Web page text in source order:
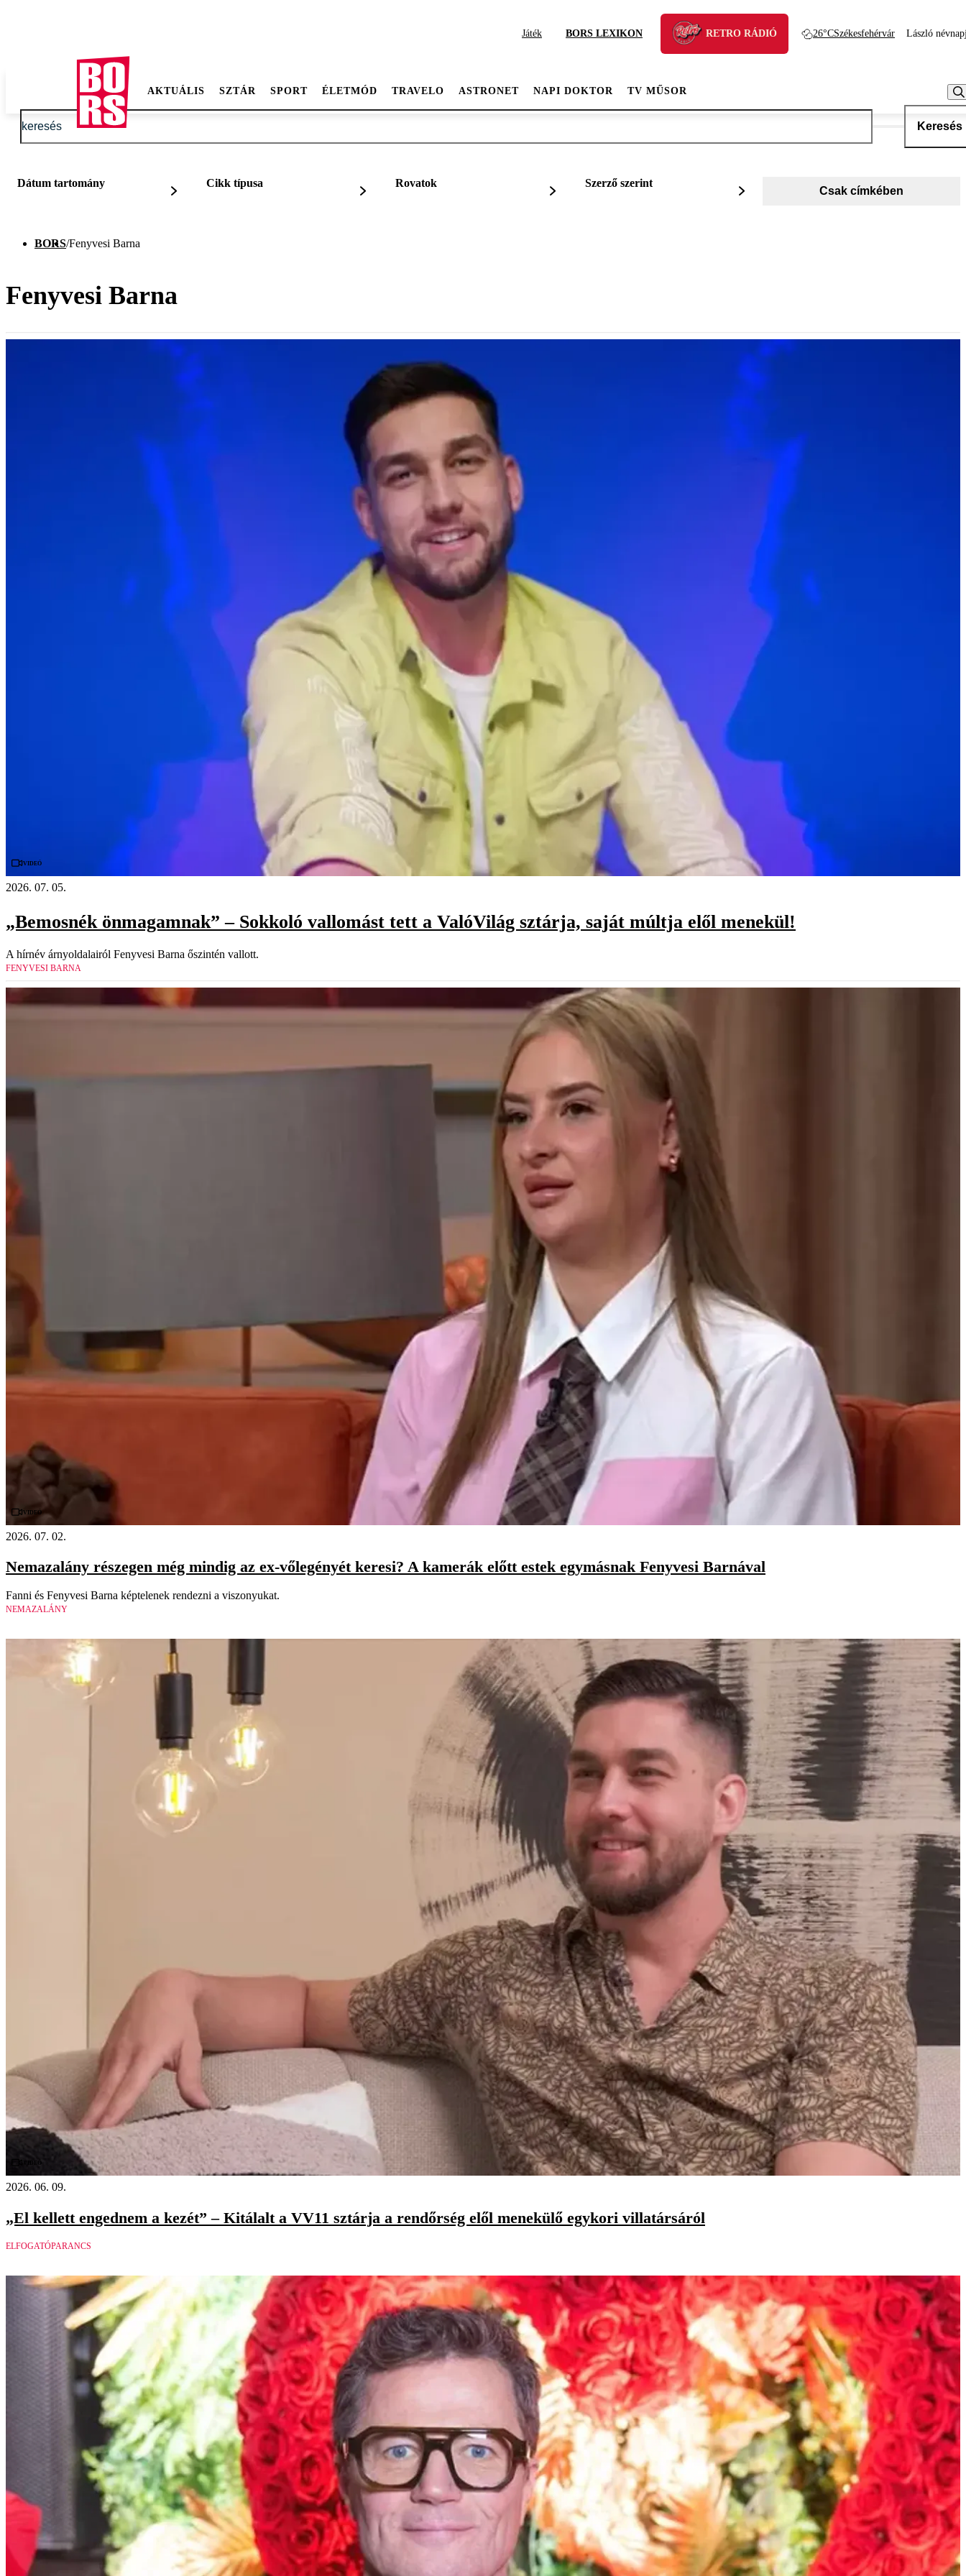
Játék BORS LEXIKON RETRO RÁDIÓ 26°CSzékesfehérvár László
AKTUÁLIS SZTÁR SPORT ÉLETMÓD TRAVELO ASTRONET NAPI DOKTOR TV MŰSOR
Keresés
Dátum tartomány Cikk típusa Rovatok Szerző szerint
Csak címkében
BORS/Fenyvesi Barna
Fenyvesi Barna
Videó
2026. 07. 05.
„Bemosnék önmagamnak” – Sokkoló vallomást tett a ValóVilág sztárja, saját múltja elől menekül!
A hírnév árnyoldalairól Fenyvesi Barna őszintén vallott.
FENYVESI BARNA
Videó
2026. 07. 02.
Nemazalány részegen még mindig az ex-vőlegényét keresi? A kamerák előtt estek egymásnak Fenyvesi Barnával
Fanni és Fenyvesi Barna képtelenek rendezni a viszonyukat.
NEMAZALÁNY
Videó
2026. 06. 09.
„El kellett engednem a kezét” – Kitálalt a VV11 sztárja a rendőrség elől menekülő egykori villatársáról
ELFOGATÓPARANCS